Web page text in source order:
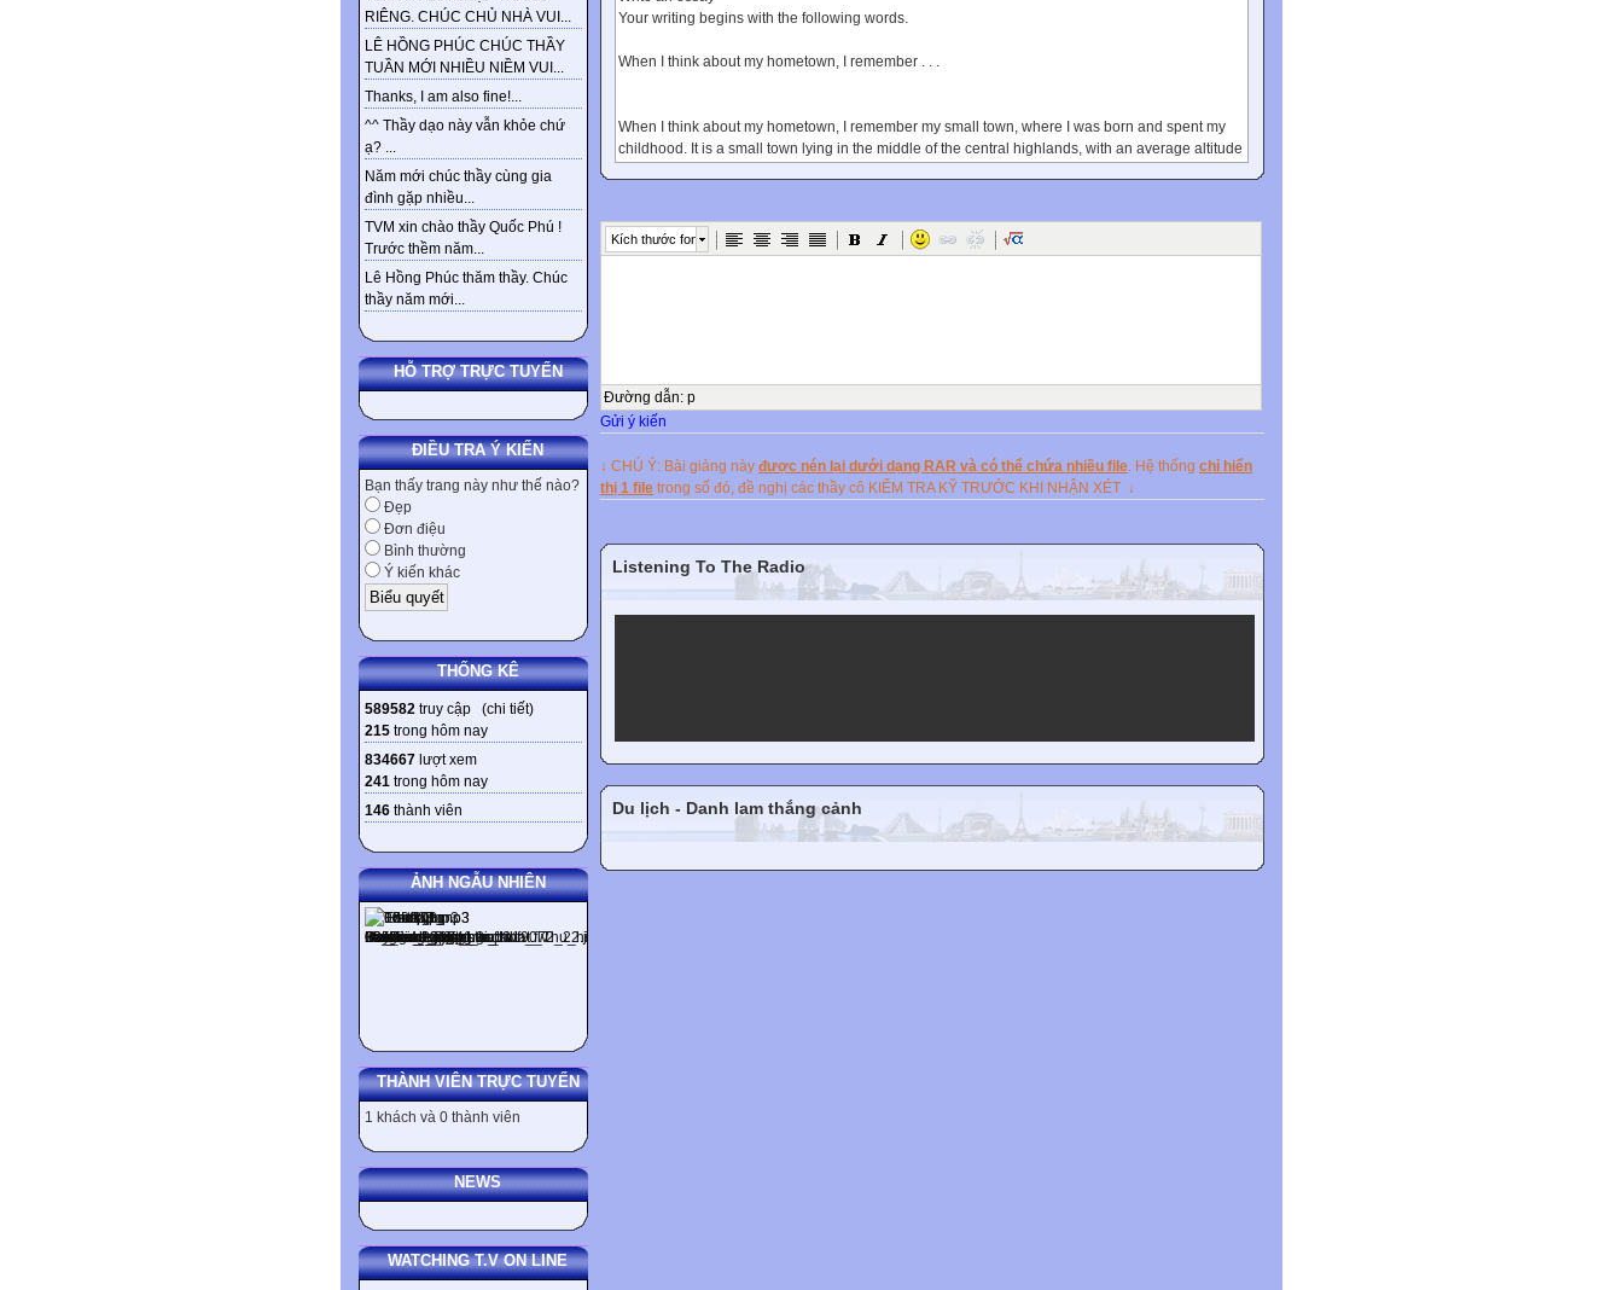
RIÊNG. CHÚC CHỦ NHÀ VUI...
LÊ HỒNG PHÚC CHÚC THẦY
TUẦN MỚI NHIỀU NIỀM VUI...
Thanks, I am also fine!...
^^ Thầy dạo này vẫn khỏe chứ
ạ? ...
Năm mới chúc thầy cùng gia
đình gặp nhiều...
TVM xin chào thầy Quốc Phú !
Trước thềm năm...
Lê Hồng Phúc thăm thầy. Chúc
thầy năm mới...
HỖ TRỢ TRỰC TUYẾN
ĐIỀU TRA Ý KIẾN
Bạn thấy trang này như thế nào?
Đẹp
Đơn điệu
Bình thường
Ý kiến khác
THỐNG KÊ
589582 truy cập (chi tiết)
215 trong hôm nay
834667 lượt xem
241 trong hôm nay
146 thành viên
ẢNH NGẪU NHIÊN
THÀNH VIÊN TRỰC TUYẾN
1 khách và 0 thành viên
NEWS
WATCHING T.V ON LINE
Your writing begins with the following words.
When I think about my hometown, I remember . . .
When I think about my hometown, I remember my small town, where I was born and spent my
childhood. It is a small town lying in the middle of the central highlands, with an average altitude
Today, in the process of unbarnization, the population has been increasing by 5 times. The
Kích thước font
Đường dẫn: p
Gửi ý kiến
↓ CHÚ Ý: Bài giảng này được nén lại dưới dạng RAR và có thể chứa nhiều file . Hệ thống chỉ hiển
thị 1 file trong số đó, đề nghị các thầy cô KIỂM TRA KỸ TRƯỚC KHI NHẬN XÉT ↓
Listening To The Radio
Du lịch - Danh lam thắng cảnh